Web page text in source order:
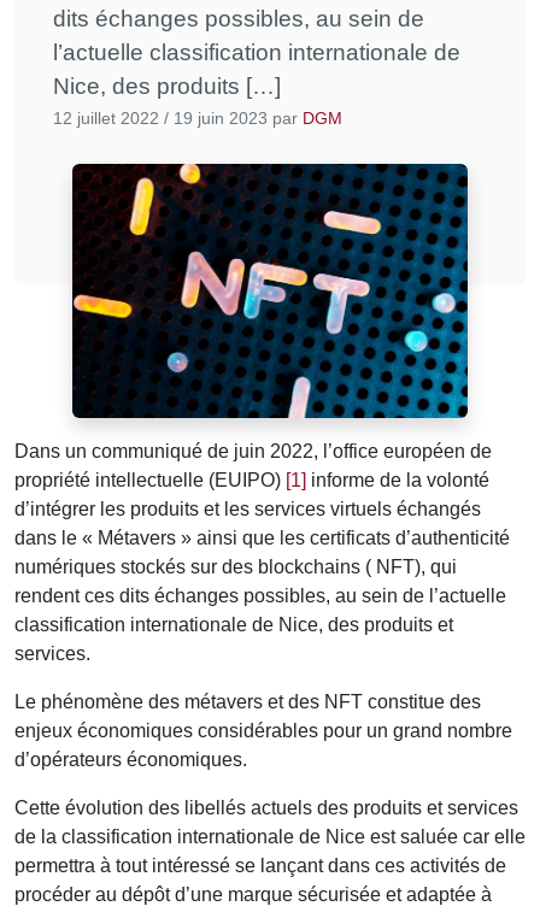
dits échanges possibles, au sein de
l’actuelle classification internationale de
Nice, des produits […]
12 juillet 2022 / 19 juin 2023 par DGM
Dans un communiqué de juin 2022, l’office européen de
propriété intellectuelle (EUIPO) [1] informe de la volonté
d’intégrer les produits et les services virtuels échangés
dans le « Métavers » ainsi que les certificats d’authenticité
numériques stockés sur des blockchains ( NFT), qui
rendent ces dits échanges possibles, au sein de l’actuelle
classification internationale de Nice, des produits et
services.
Le phénomène des métavers et des NFT constitue des
enjeux économiques considérables pour un grand nombre
d’opérateurs économiques.
Cette évolution des libellés actuels des produits et services
de la classification internationale de Nice est saluée car elle
permettra à tout intéressé se lançant dans ces activités de
procéder au dépôt d’une marque sécurisée et adaptée à